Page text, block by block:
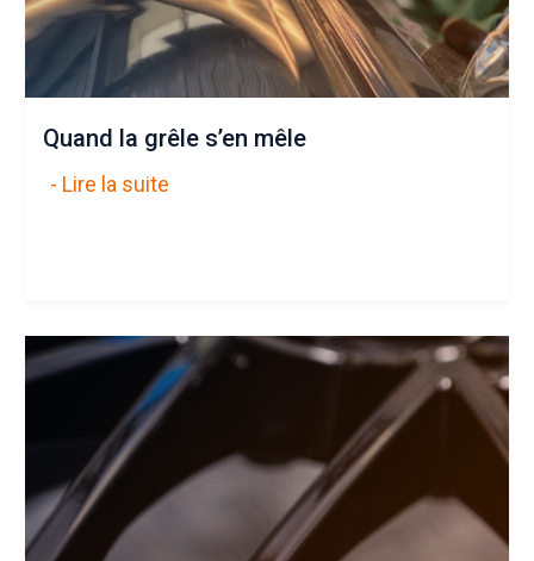
Quand la grêle s’en mêle
- Lire la suite